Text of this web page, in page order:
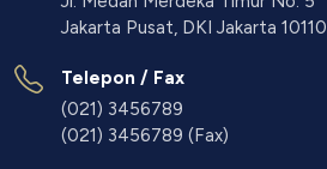
Jakarta Pusat, DKI Jakarta 10110
Telepon / Fax
(021) 3456789
(021) 3456789 (Fax)